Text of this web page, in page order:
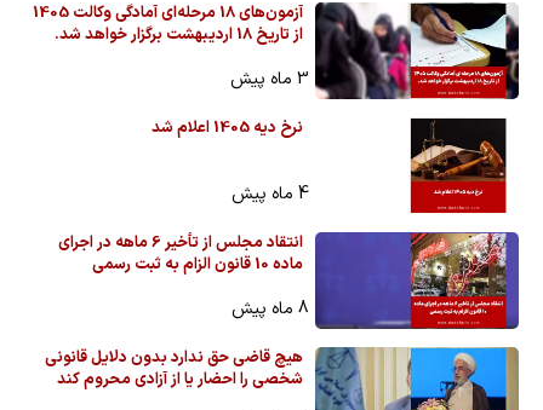
آزمون‌های 18 مرحله‌ای آمادگی وکالت 1405
از تاریخ 18 اردیبهشت برگزار خواهد شد.
3 ماه پیش
نرخ دیه 1405 اعلام شد
4 ماه پیش
انتقاد مجلس از تأخیر 6 ماهه در اجرای
ماده 10 قانون الزام به ثبت رسمی
8 ماه پیش
هیچ قاضی حق ندارد بدون دلایل قانونی
شخصی را احضار یا از آزادی محروم کند